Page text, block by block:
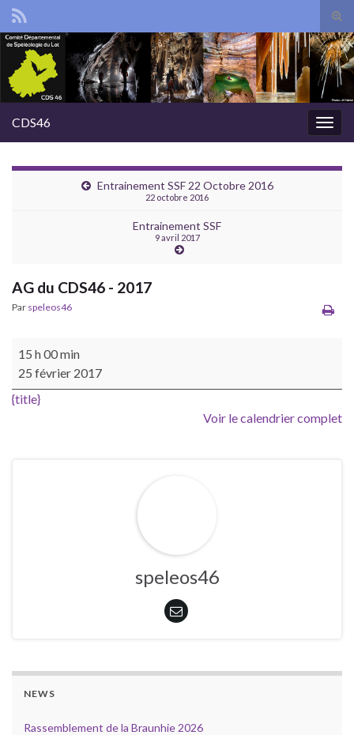
Search for:
CDS46
Entrainement SSF 22 Octobre 2016
22 octobre 2016
Entrainement SSF
9 avril 2017
AG du CDS46 - 2017
Par speleos46
AG du CDS46 - 2017
15 h 00 min
25 février 2017
{title}
Voir le calendrier complet
speleos46
NEWS
Rassemblement de la Braunhie 2026